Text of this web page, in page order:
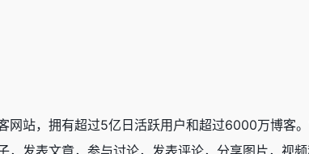
网站，拥有超过5亿日活跃用户和超过6000万博客
，发表文章，参与讨论，发表评论，分享图片，视